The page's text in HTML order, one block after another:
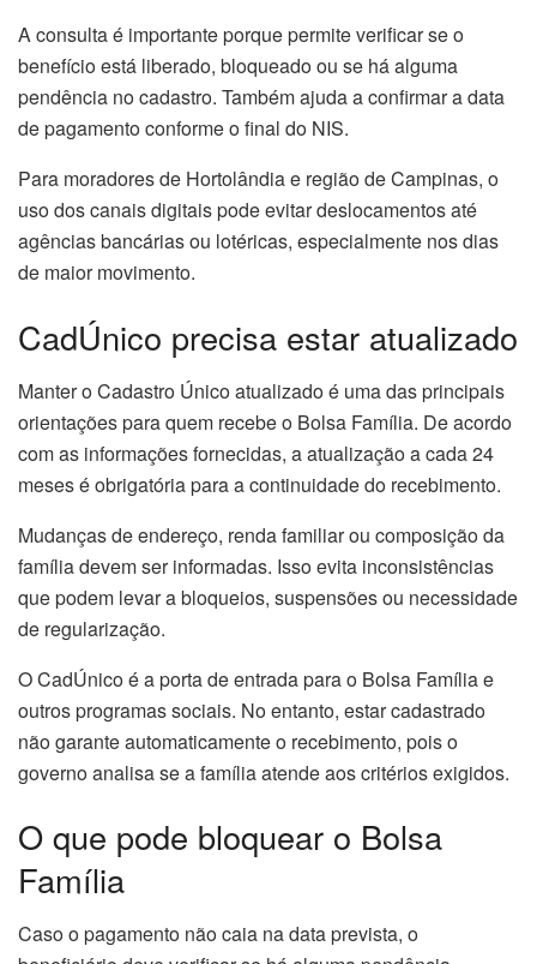
A consulta é importante porque permite verificar se o
benefício está liberado, bloqueado ou se há alguma
pendência no cadastro. Também ajuda a confirmar a data
de pagamento conforme o final do NIS.
Para moradores de Hortolândia e região de Campinas, o
uso dos canais digitais pode evitar deslocamentos até
agências bancárias ou lotéricas, especialmente nos dias
de maior movimento.
CadÚnico precisa estar atualizado
Manter o Cadastro Único atualizado é uma das principais
orientações para quem recebe o Bolsa Família. De acordo
com as informações fornecidas, a atualização a cada 24
meses é obrigatória para a continuidade do recebimento.
Mudanças de endereço, renda familiar ou composição da
família devem ser informadas. Isso evita inconsistências
que podem levar a bloqueios, suspensões ou necessidade
de regularização.
O CadÚnico é a porta de entrada para o Bolsa Família e
outros programas sociais. No entanto, estar cadastrado
não garante automaticamente o recebimento, pois o
governo analisa se a família atende aos critérios exigidos.
O que pode bloquear o Bolsa
Família
Caso o pagamento não caia na data prevista, o